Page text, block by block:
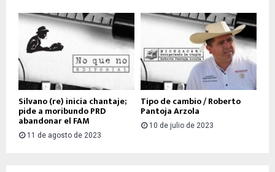
Silvano (re) inicia chantaje;
pide a moribundo PRD
abandonar el FAM
11 de agosto de 2023
Tipo de cambio / Roberto
Pantoja Arzola
10 de julio de 2023